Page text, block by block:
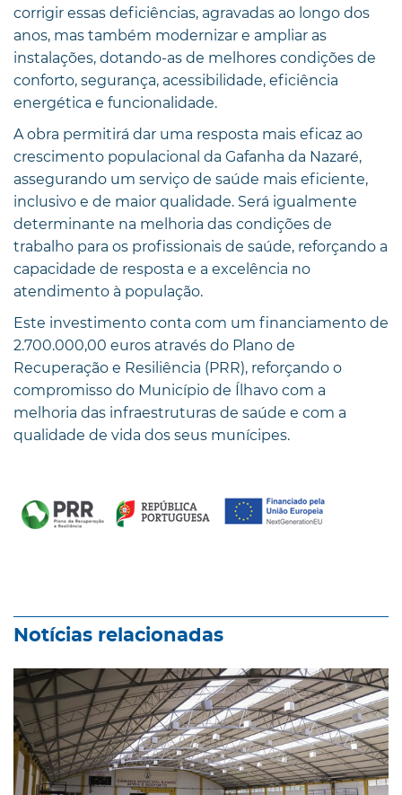
corrigir essas deficiências, agravadas ao longo dos
anos, mas também modernizar e ampliar as
instalações, dotando-as de melhores condições de
conforto, segurança, acessibilidade, eficiência
energética e funcionalidade.
A obra permitirá dar uma resposta mais eficaz ao
crescimento populacional da Gafanha da Nazaré,
assegurando um serviço de saúde mais eficiente,
inclusivo e de maior qualidade. Será igualmente
determinante na melhoria das condições de
trabalho para os profissionais de saúde, reforçando a
capacidade de resposta e a excelência no
atendimento à população.
Este investimento conta com um financiamento de
2.700.000,00 euros através do Plano de
Recuperação e Resiliência (PRR), reforçando o
compromisso do Município de Ílhavo com a
melhoria das infraestruturas de saúde e com a
qualidade de vida dos seus munícipes.
Notícias relacionadas